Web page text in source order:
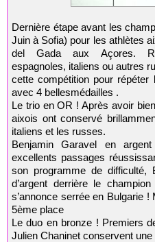
Dernière étape avant les championnats du Monde (26 Mai au 4
Juin à Sofia) pour les athlètes
del Gada aux Açores.
espagnoles, italiens ou autres
cette compétition pour
avec 4 bellesmédailles .
Le trio en OR ! Après avoir
aixois ont conservé
italiens et les russes.
Benjamin Garavel en
excellents passages
son programme de difficulté,
d’argent derrière le
s’annonce serrée en Bulgarie
5ème place
Le duo en bronze ! Premiers
Julien Chaninet conservent